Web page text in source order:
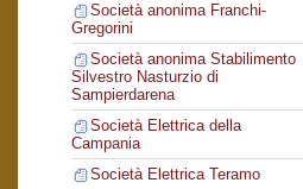
Società anonima Franchi-
Gregorini
Società anonima Stabilimento
Silvestro Nasturzio di
Sampierdarena
Società Elettrica della
Campania
Società Elettrica Teramo